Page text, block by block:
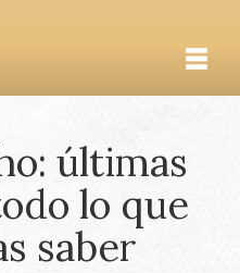
últimas
lo que
saber